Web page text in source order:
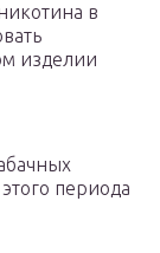
в
изделии
периода